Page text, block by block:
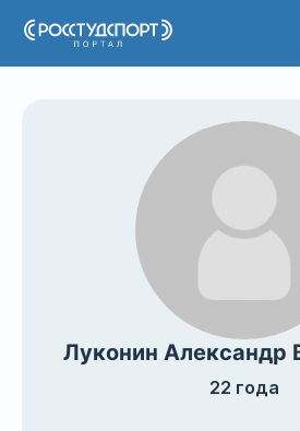
Порталстуденческого спорта
Луконин Александр
22 года